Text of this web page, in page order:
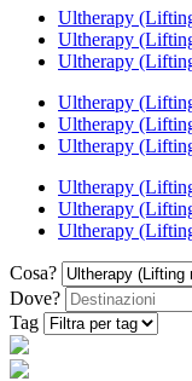
Ultherapy
Ultherapy
Ultherapy
Ultherapy
Ultherapy
Ultherapy
Ultherapy
Ultherapy
Ultherapy
Cosa?
Dove?
Tag